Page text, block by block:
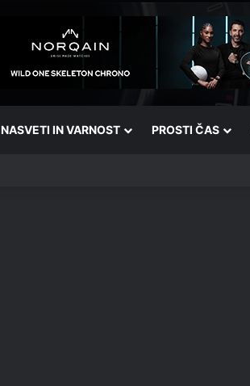
NASVETI IN VARNOST PROSTI ČAS